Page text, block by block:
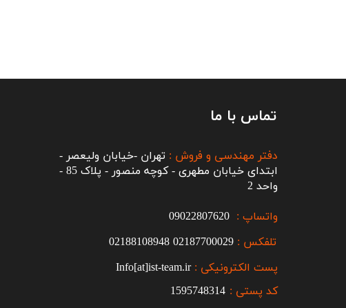
تماس با ما
تلفکس : 02187700029
02188108948
پست الکترونیکی :Info[at]ist-team.ir
واتساپ :
دفتر مهندسی و فروش : تهران -خیابان ولیعصر -
ابتدای خیابان مطهری - کوچه منصور - پلاک 85 -
واحد 2
کد پستی : 1595748314